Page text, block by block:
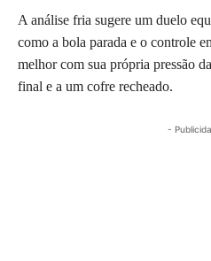
A análise fria sugere um duelo
como a bola parada e o controle
melhor com sua própria pressão
final e a um cofre recheado.
-